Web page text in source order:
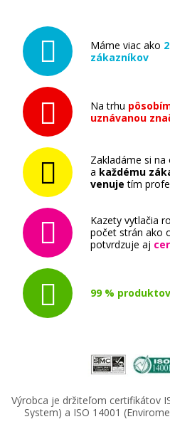
Máme viac ako
zákazníkov
Na trhu
uznávanou
Zakladáme si
a každému
venuje tím
Kazety vytlačia
počet strán ako
potvrdzuje aj
99 %
Výrobca je držiteľom certifikátov
System) a ISO 14001